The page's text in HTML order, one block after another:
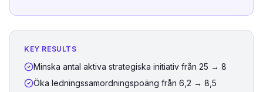
KEY RESULTS
Minska antal aktiva strategiska initiativ från 25 → 8
Öka ledningssamordningspoäng från 6,2 → 8,5